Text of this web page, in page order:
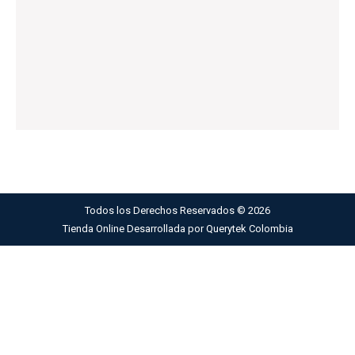
Todos los Derechos Reservados © 2026
Tienda Online Desarrollada porQuerytek Colombia